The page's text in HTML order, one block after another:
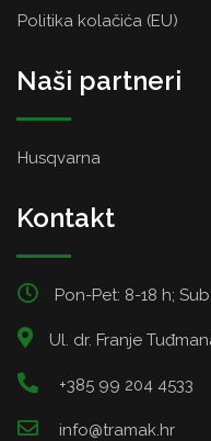
Politika kolačića (EU)
Naši partneri
Husqvarna
Kontakt
Pon-Pet: 8-18 h;
Ul. dr. Franje
+385 99 204 4533
info@tramak.hr